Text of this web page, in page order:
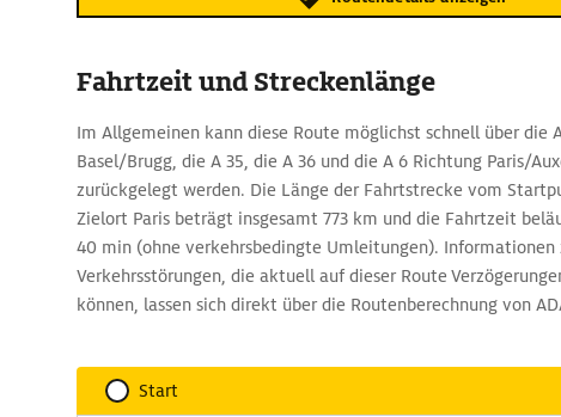
Fahrtzeit und Streckenlänge
Im Allgemeinen kann diese Route möglichst schnell über die
Basel/Brugg, die A 35, die A 36 und die A 6 Richtung Paris/
zurückgelegt werden. Die Länge der Fahrtstrecke vom
Zielort Paris beträgt insgesamt 773 km und die Fahrtzeit
40 min (ohne verkehrsbedingte Umleitungen). Informationen
Verkehrsstörungen, die aktuell auf dieser Route
können, lassen sich direkt über die Routenberechnung von
Start